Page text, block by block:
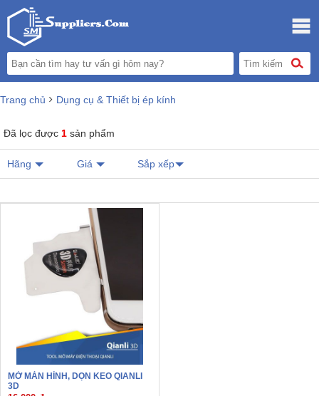
Trang chủ Dụng cụ & Thiết bị ép kính
Đã lọc được 1 sản phẩm
Hãng Giá Sắp xếp
MỞ MÀN HÌNH, DỌN KEO QIANLI
3D